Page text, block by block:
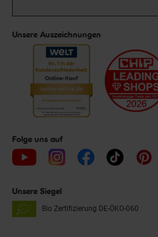
Unsere Auszeichnungen
Folge uns auf
Unsere Siegel
Bio Zertifizierung DE-ÖKO-060